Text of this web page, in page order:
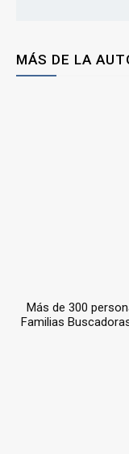
MÁS DE LA
Más de 300
Familias